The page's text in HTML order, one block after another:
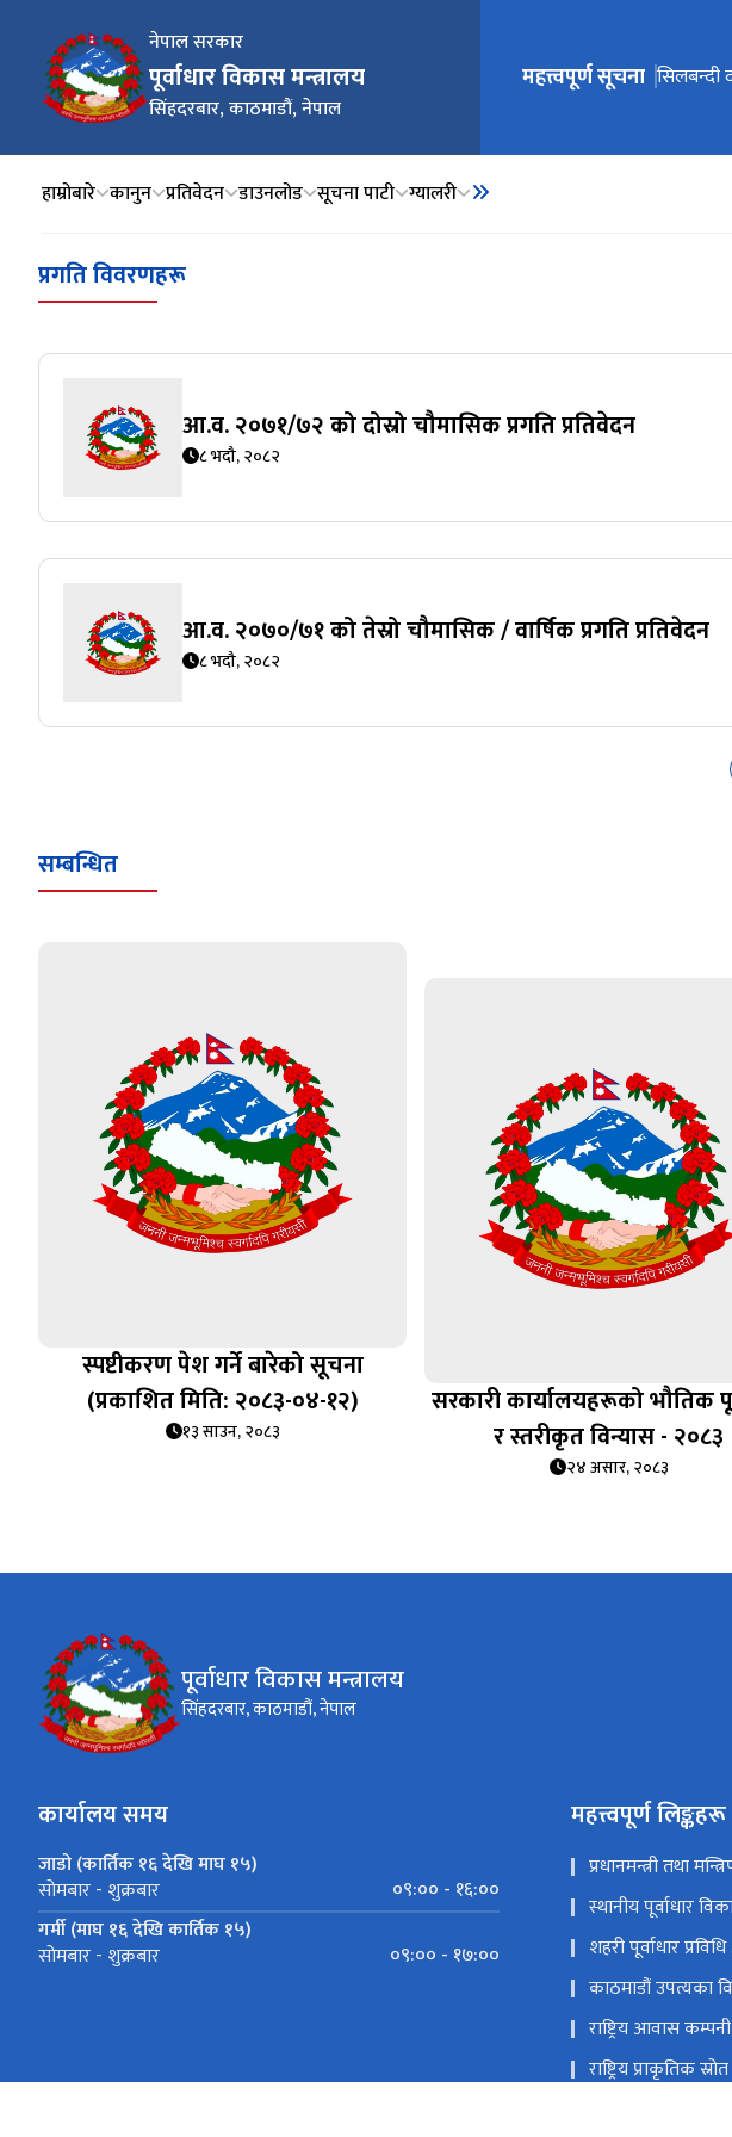
नेपाल सरकार
पूर्वाधार विकास मन्त्रालय
सिंहदरबार, काठमाडौं, नेपाल
मुख्य नेभिगेसनमा जानुहोस्
महत्त्वपूर्ण सूचना प्रेस
प्रेस
सिलबन्दी
गुनासो
हराएका/
हाम्रोबारे कानुन प्रतिवेदन डाउनलोड सूचना पाटी ग्यालरी
प्रगति विवरणहरू
आ.व. २०७१/७२ को दोस्रो चौमासिक प्रगति प्रतिवेदन
८ भदौ, २०८२
आ.व. २०७०/७१ को तेस्रो चौमासिक / वार्षिक प्रगति प्रतिवेदन
८ भदौ, २०८२
सम्बन्धित
स्पष्टीकरण पेश गर्ने बारेको सूचना
(प्रकाशित मिति: २०८३-०४-१२)
१३ साउन, २०८३
सरकारी कार्यालयहरूको भौतिक
र स्तरीकृत विन्यास - २०८३
२४ असार, २०८३
पूर्वाधार विकास मन्त्रालय
सिंहदरबार, काठमाडौं, नेपाल
कार्यालय समय
जाडो (कार्तिक १६ देखि माघ १५)
सोमबार - शुक्रबार
०९:०० - १६:००
गर्मी (माघ १६ देखि कार्तिक १५)
सोमबार - शुक्रबार ०९:०० - १७:००
महत्त्वपूर्ण लिङ्कहरू
प्रधानमन्त्री तथा
स्थानीय पूर्वाधार
शहरी पूर्वाधार
काठमाडौं उपत्यका
राष्ट्रिय आवास
राष्ट्रिय प्राकृतिक